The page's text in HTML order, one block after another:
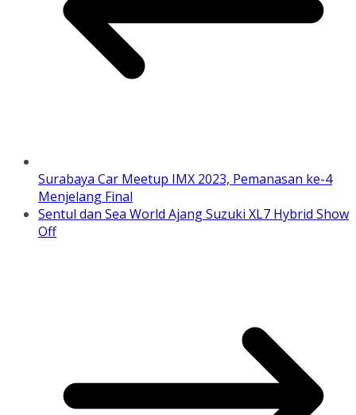
Surabaya Car Meetup IMX 2023, Pemanasan ke-4
Menjelang Final
Sentul dan Sea World Ajang Suzuki XL7 Hybrid Show
Off